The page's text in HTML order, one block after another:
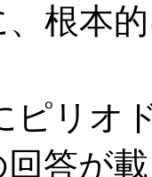
根本
ピリオ
答が